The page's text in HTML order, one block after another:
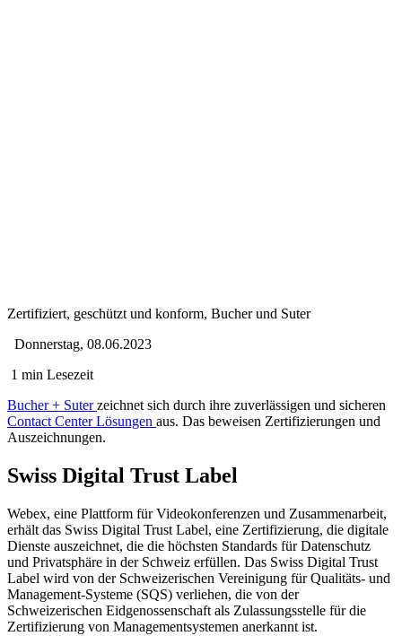
Zertifiziert, geschützt und konform, Bucher und Suter
Donnerstag, 08.06.2023
1 min Lesezeit
Bucher + Suterzeichnet sich durch ihre zuverlässigen und sicheren
Contact Center Lösungen aus. Das beweisen Zertifizierungen und
Auszeichnungen.
Swiss Digital Trust Label
Webex, eine Plattform für Videokonferenzen und Zusammenarbeit,
erhält das Swiss Digital Trust Label, eine Zertifizierung, die digitale
Dienste auszeichnet, die die höchsten Standards für Datenschutz
und Privatsphäre in der Schweiz erfüllen. Das Swiss Digital Trust
Label wird von der Schweizerischen Vereinigung für Qualitäts- und
Management-Systeme (SQS) verliehen, die von der
Schweizerischen Eidgenossenschaft als Zulassungsstelle für die
Zertifizierung von Managementsystemen anerkannt ist.